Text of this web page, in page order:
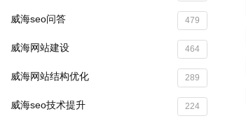
威海seo问答 479
威海网站建设 464
威海网站结构优化 289
威海seo技术提升 224